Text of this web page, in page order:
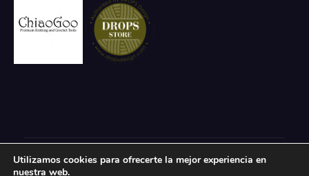
Todos los derechos reservados.
Utilizamos cookies para ofrecerte la mejor experiencia en
nuestra web.